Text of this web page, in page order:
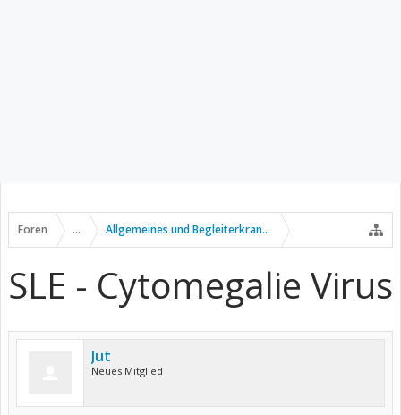
Foren ... Allgemeines und Begleiterkrankungen
SLE - Cytomegalie Virus
Jut
Neues Mitglied